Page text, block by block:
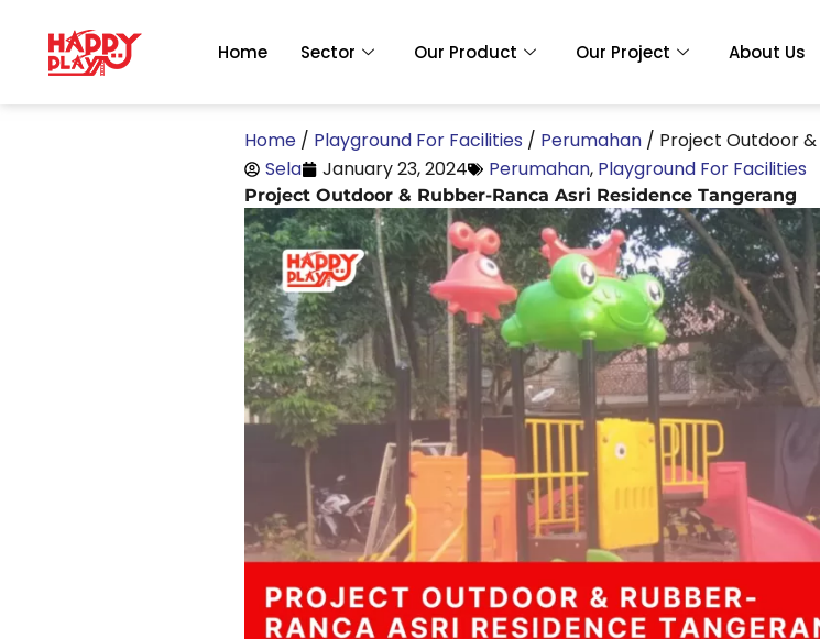
content
Home Sector Our Product Our Project About Us
Home / Playground For Facilities / Perumahan / Project Outdoor
Sela
January 23, 2024 Perumahan, Playground For Facilities
Project Outdoor & Rubber-Ranca Asri Residence Tangerang